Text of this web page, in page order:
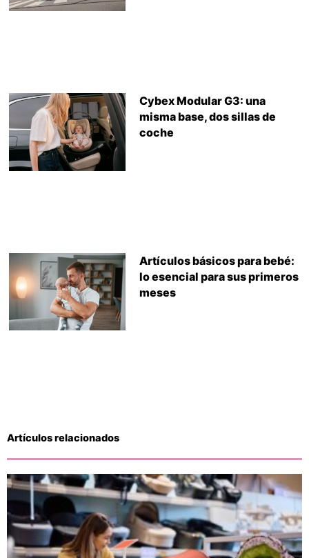
Cybex Modular G3: una
misma base, dos sillas de
coche
Artículos básicos para bebé:
lo esencial para sus primeros
meses
Artículos relacionados